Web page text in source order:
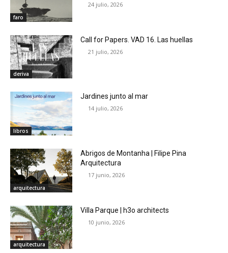
faro
24 julio, 2026
deriva
Call for Papers. VAD 16. Las huellas
21 julio, 2026
libros
Jardines junto al mar
14 julio, 2026
arquitectura
Abrigos de Montanha | Filipe Pina
Arquitectura
17 junio, 2026
arquitectura
Villa Parque | h3o architects
10 junio, 2026